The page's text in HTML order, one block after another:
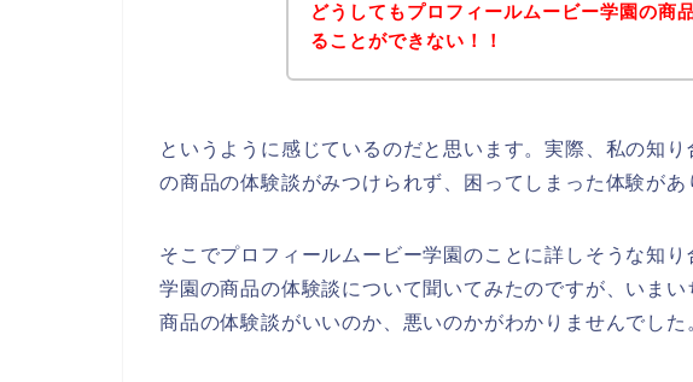
どうしてもプロフィールムービー学園の商
ることができない！！
というように感じているのだと思います。実際、私の知
の商品の体験談がみつけられず、困ってしまった体験があ
そこでプロフィールムービー学園のことに詳しそうな知
学園の商品の体験談について聞いてみたのですが、いま
商品の体験談がいいのか、悪いのかがわかりませんでした